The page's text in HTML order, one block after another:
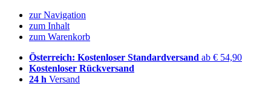
zur Navigation
zum Inhalt
zum Warenkorb
Österreich: Kostenloser Standardversand ab € 54,90
Kostenloser Rückversand
24 h Versand